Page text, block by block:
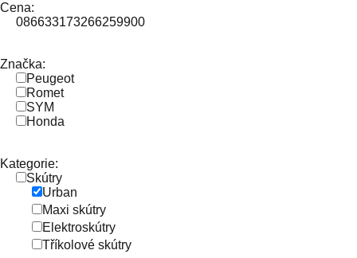
Cena:
086633173266259900
Značka:
Peugeot
Romet
SYM
Honda
Kategorie:
Skútry
Urban
Maxi skútry
Elektroskútry
Tříkolové skútry